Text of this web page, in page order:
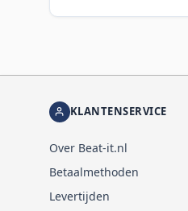
KLANTENSERVICE
Over Beat-it.nl
Betaalmethoden
Levertijden